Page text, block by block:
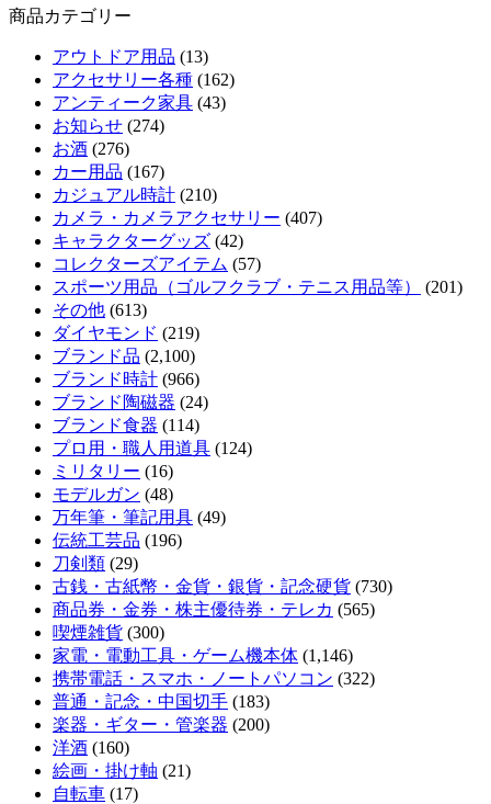
商品カテゴリー
アウトドア用品 (13)
アクセサリー各種 (162)
アンティーク家具 (43)
お知らせ (274)
お酒 (276)
カー用品 (167)
カジュアル時計 (210)
カメラ・カメラアクセサリー (407)
キャラクターグッズ (42)
コレクターズアイテム (57)
スポーツ用品（ゴルフクラブ・テニス用品等）
(201)
その他 (613)
ダイヤモンド (219)
ブランド品 (2,100)
ブランド時計 (966)
ブランド陶磁器 (24)
ブランド食器 (114)
プロ用・職人用道具 (124)
ミリタリー (16)
モデルガン (48)
万年筆・筆記用具 (49)
伝統工芸品 (196)
刀剣類 (29)
古銭・古紙幣・金貨・銀貨・記念硬貨 (730)
商品券・金券・株主優待券・テレカ (565)
喫煙雑貨 (300)
家電・電動工具・ゲーム機本体 (1,146)
携帯電話・スマホ・ノートパソコン (322)
普通・記念・中国切手 (183)
楽器・ギター・管楽器 (200)
洋酒 (160)
絵画・掛け軸 (21)
自転車 (17)